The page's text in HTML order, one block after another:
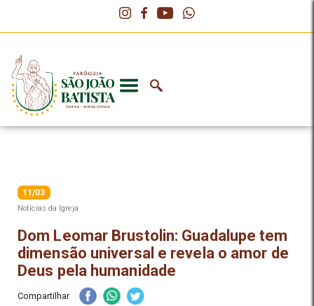
11/03
Notícias da Igreja
Dom Leomar Brustolin: Guadalupe tem
dimensão universal e revela o amor de
Deus pela humanidade
Compartilhar